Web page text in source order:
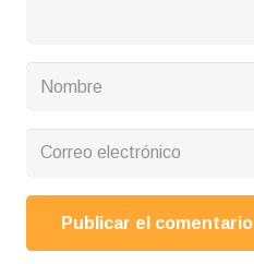
Publicar el comentario